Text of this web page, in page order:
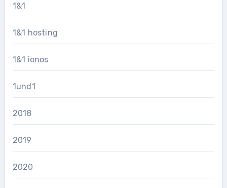
1&1
1&1 hosting
1&1 ionos
1und1
2018
2019
2020